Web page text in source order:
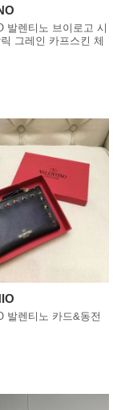
발렌티노 브이로고 시
그레인 카프스킨 체